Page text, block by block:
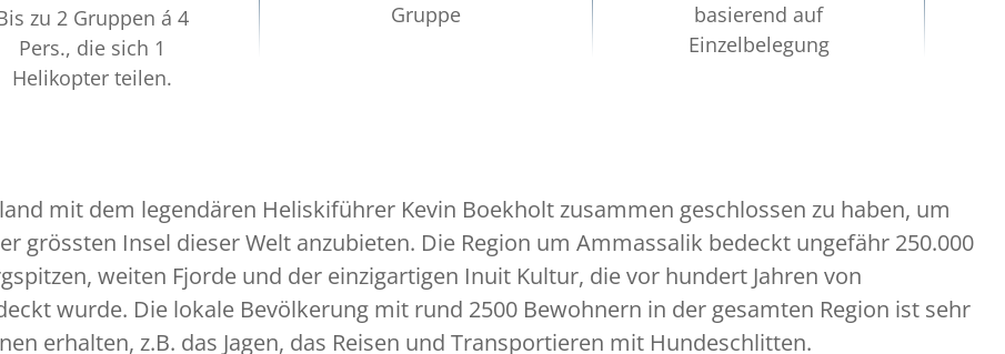
zu 2 Gruppen á 4
Pers., die sich 1
Helikopter teilen.
Gruppe
basierend auf
Einzelbelegung
mit dem legendären Heliskiführer Kevin Boekholt zusammen geschlossen zu haben, um
grössten Insel dieser Welt anzubieten. Die Region um Ammassalik bedeckt ungefähr 250.000
weiten Fjorde und der einzigartigen Inuit Kultur, die vor hundert Jahren von
wurde. Die lokale Bevölkerung mit rund 2500 Bewohnern in der gesamten Region ist sehr
erhalten, z.B. das Jagen, das Reisen und Transportieren mit Hundeschlitten.